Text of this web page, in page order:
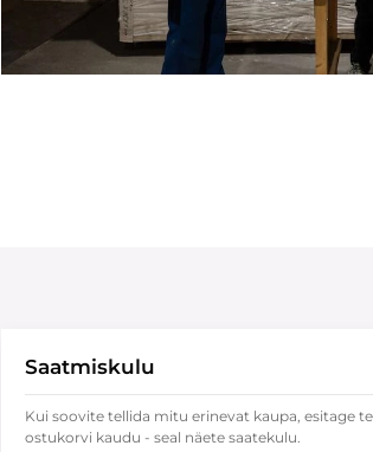
Saatmiskulu
Kui soovite tellida mitu erinevat kaupa, esitage
ostukorvi kaudu - seal näete saatekulu.